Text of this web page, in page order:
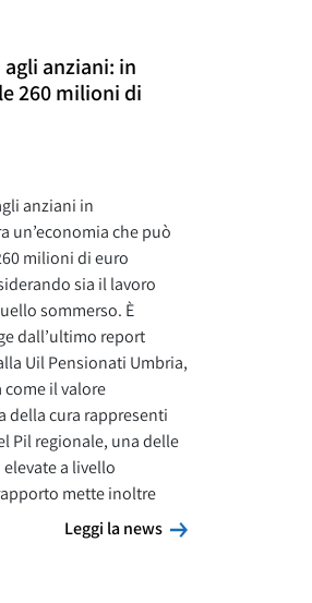
anziani: in
260 milioni di
anziani in
un’economia che può
milioni di euro
sia il lavoro
sommerso. È
dall’ultimo report
Uil Pensionati Umbria,
come il valore
della cura rappresenti
Pil regionale, una delle
a livello
mette inoltre
Leggi la news
Leggi la news